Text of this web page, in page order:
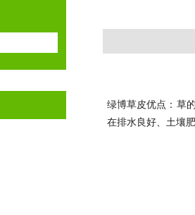
绿博草皮优点：草
在排水良好、土壤